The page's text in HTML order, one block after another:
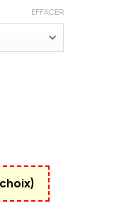
EFFACER